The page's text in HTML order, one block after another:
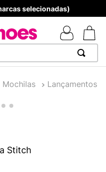
selecionadas)
Stitch